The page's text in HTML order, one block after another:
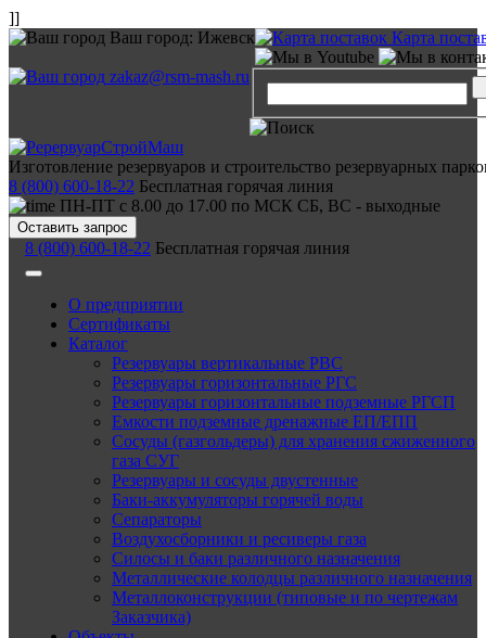
]]
Ваш город: Ижевск Карта
zakaz@rsm-mash.ru
Изготовление резервуаров и строительство резервуарных
8 (800) 600-18-22 Бесплатная горячая линия
ПН-ПТ с 8.00 до 17.00 по МСК СБ, ВС - выходные
Оставить запрос
8 (800) 600-18-22 Бесплатная горячая линия
О предприятии
Сертификаты
Каталог
Резервуары вертикальные РВС
Резервуары горизонтальные РГС
Резервуары горизонтальные подземные РГСП
Емкости подземные дренажные ЕП/ЕПП
Сосуды (газгольдеры) для хранения сжиженного
газа СУГ
Резервуары и сосуды двустенные
Баки-аккумуляторы горячей воды
Сепараторы
Воздухосборники и ресиверы газа
Силосы и баки различного назначения
Металлические колодцы различного назначения
Металлоконструкции (типовые и по чертежам
Заказчика)